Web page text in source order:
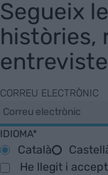
Segueix
històries,
CORREU ELECTRÒNIC
IDIOMA*
Català
He llegit i